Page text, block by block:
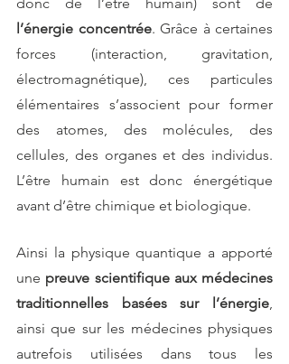
l’énergie concentrée. Grâce à certaines
forces (interaction, gravitation,
électromagnétique), ces particules
élémentaires s’associent pour former
des atomes, des molécules, des
cellules, des organes et des individus.
L’être humain est donc énergétique
avant d’être chimique et biologique.
Ainsi la physique quantique a apporté
une preuve scientifique aux médecines
traditionnelles basées sur l’énergie,
ainsi que sur les médecines physiques
autrefois utilisées dans tous les